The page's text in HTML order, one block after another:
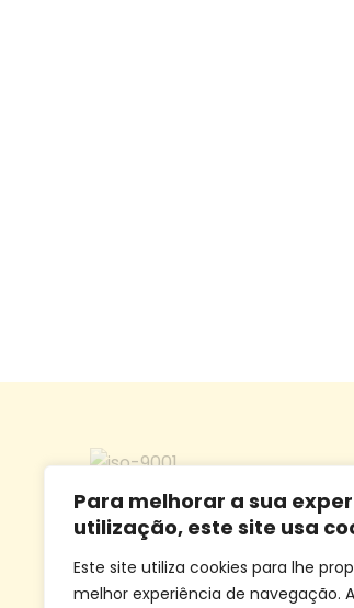
Para melhorar a sua
utilização, este site usa
Este site utiliza cookies para lhe
melhor experiência de navegação.